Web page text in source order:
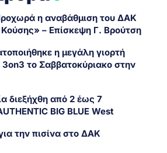
η αναβάθμιση του ΔΑΚ
– Επίσκεψη Γ. Βρούτση
η μεγάλη γιορτή
3on3 το Σαββατοκύριακο στην
διεξήχθη από 2 έως 7
BIG BLUE West
την πισίνα στο ΔΑΚ